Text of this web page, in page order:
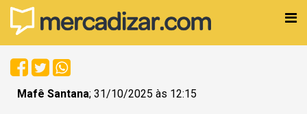
Mafê Santana; 31/10/2025 às 12:15